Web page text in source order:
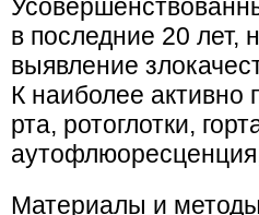
в последние 20
выявление
К наиболее
рта, ротоглотки,
Материалы и